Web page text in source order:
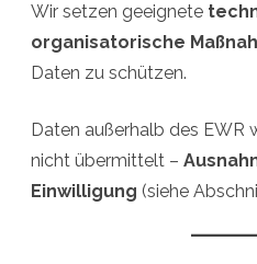
Wir setzen geeignete
organisatorische
Daten zu schützen.
Daten außerhalb des EWR
nicht übermittelt –
Einwilligung (siehe